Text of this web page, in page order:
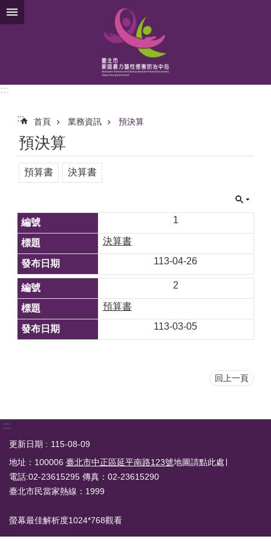
跳到主要內容區塊
:::
::: 首頁 業務資訊 預決算
預決算
預算書 決算書
1
決算書
113-04-26
2
預算書
113-03-05
回上一頁
:::
更新日期
115-08-09
地址：100006 臺北市中正區延平南路123號地圖請點此處∣
電話:02-23615295 傳真：02-23615290
臺北市民當家熱線：1999
螢幕最佳解析度1024*768觀看